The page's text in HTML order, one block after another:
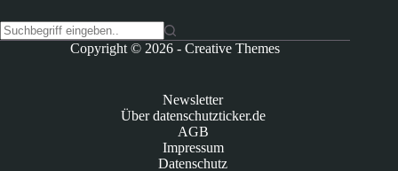
Copyright © 2026 -Creative Themes
Newsletter
Über datenschutzticker.de
AGB
Impressum
Datenschutz